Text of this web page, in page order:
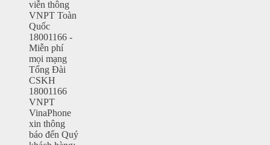
viễn thông
VNPT Toàn
Quốc
18001166 -
Miễn phí
mọi mạng
Tổng Đài
CSKH
18001166
VNPT
VinaPhone
xin thông
báo đến Quý